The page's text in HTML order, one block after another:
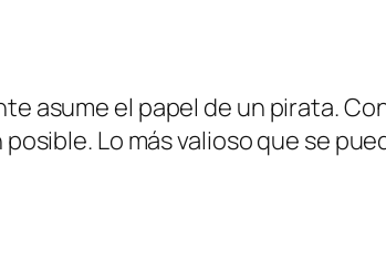
asume el papel de un pirata.
Lo más valioso que se